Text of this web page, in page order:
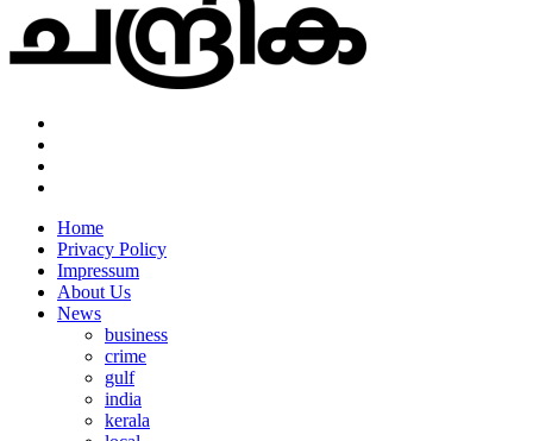
Impressum
About Us
News
business
gulf
india
kerala
local